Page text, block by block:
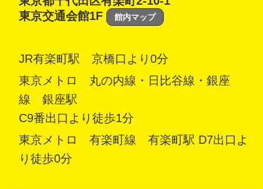
東京交通会館1F
館内マップ
JR有楽町駅 京橋口より0分
東京メトロ 丸の内線・日比谷線・銀座
線 銀座駅
C9番出口より徒歩1分
東京メトロ 有楽町線 有楽町駅 D7出口よ
り徒歩0分